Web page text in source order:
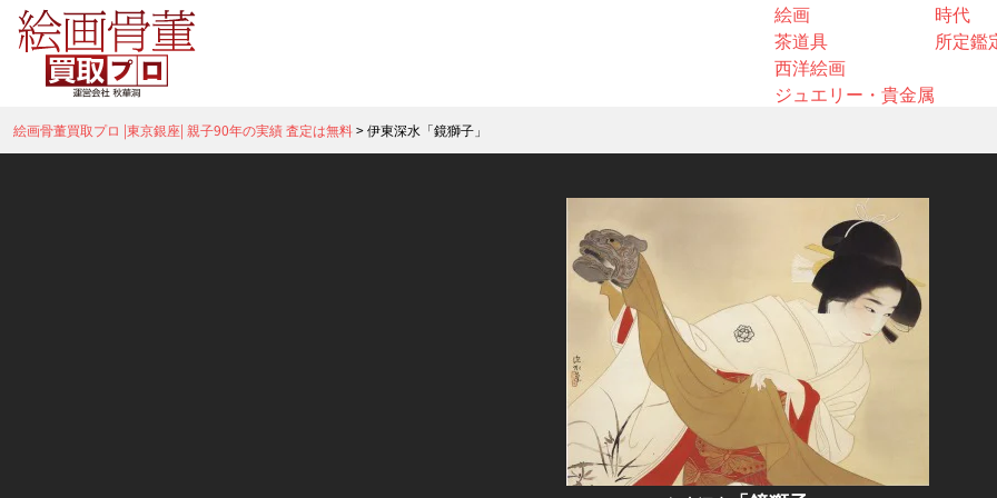
絵画
茶道具
西洋絵画
ジュエリー・貴金属
時代
所定鑑
絵画骨董買取プロ |東京銀座| 親子90年の実績 査定は無料>伊東深水「鏡獅子」